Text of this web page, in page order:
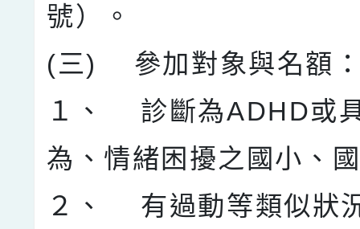
號）。
(三) 參加對象與名額
１、 診斷為ADHD或
為、情緒困擾之國小、
２、 有過動等類似狀